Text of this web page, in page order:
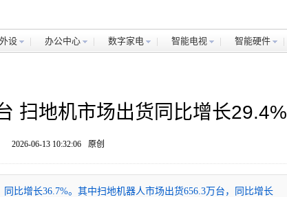
设 办公中心 数字家电 智能电视 智能硬件
扫地机市场出货同比增长29.4%
2026-06-13 10:32:06 原创
比增长36.7%。其中扫地机器人市场出货656.3万台，同比增长